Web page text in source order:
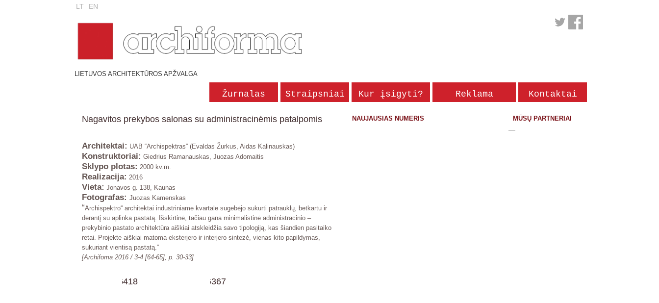
LT EN
LIETUVOS ARCHITEKTŪROS APŽVALGA
Kontaktai
Reklama
Kur įsigyti?
Straipsniai
Žurnalas
NAUJAUSIAS NUMERIS
Nagavitos prekybos salonas su administracinėmis patalpomis
Architektai: UAB “Archispektras” (Evaldas Žurkus, Aidas Kalinauskas)
Konstruktoriai: Giedrius Ramanauskas, Juozas Adomaitis
Sklypo plotas: 2000 kv.m.
Realizacija: 2016
Vieta: Jonavos g. 138, Kaunas
Fotografas: Juozas Kamenskas
“Archispektro“ architektai industriniame kvartale sugebėjo sukurti patrauklų, betkartu ir
derantį su aplinka pastatą. Išskirtinė, tačiau gana minimalistinė administracinio –
prekybinio pastato architektūra aiškiai atskleidžia savo tipologiją, kas šiandien pasitaiko
retai. Projekte aiškiai matoma eksterjero ir interjero sintezė, vienas kito papildymas,
sukuriant vientisą pastatą.”
[Archifoma 2016 / 3-4 [64-65], p. 30-33]
MŪSŲ PARTNERIAI